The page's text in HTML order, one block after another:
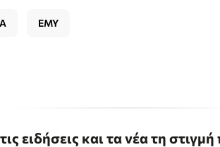
ΕΜΥ
ειδήσεις και τα νέα τη